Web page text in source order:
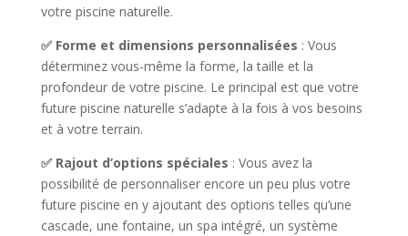
votre piscine naturelle.
✅ Forme et dimensions personnalisées : Vous
déterminez vous-même la forme, la taille et la
profondeur de votre piscine. Le principal est que votre
future piscine naturelle s’adapte à la fois à vos besoins
et à votre terrain.
✅ Rajout d’options spéciales : Vous avez la
possibilité de personnaliser encore un peu plus votre
future piscine en y ajoutant des options telles qu’une
cascade, une fontaine, un spa intégré, un système